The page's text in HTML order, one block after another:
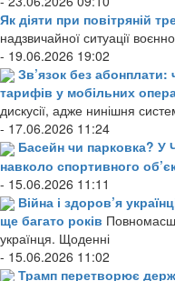
Як діяти при повітряній
надзвичайної ситуації
- 19.06.2026 19:02
Зв’язок без абонплати:
тарифів у мобільних
дискусії, адже нинішня
- 17.06.2026 11:24
Басейн чи парковка? У
навколо спортивного
- 15.06.2026 11:11
Війна і здоров’я
ще багато років
українця. Щоденні
- 15.06.2026 11:02
Трамп перетворює